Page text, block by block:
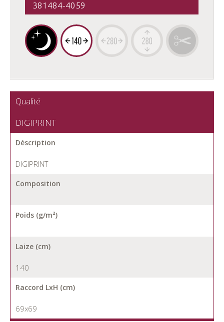
381484-4059
Qualité
DIGIPRINT
Déscription
DIGIPRINT
Composition
Poids (g/m²)
Laize (cm)
140
Raccord LxH (cm)
69x69